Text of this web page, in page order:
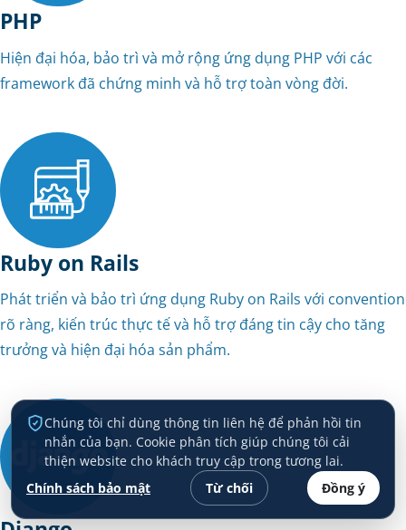
PHP
Hiện đại hóa, bảo trì và mở rộng ứng dụng PHP với các
framework đã chứng minh và hỗ trợ toàn vòng đời.
Ruby on Rails
Phát triển và bảo trì ứng dụng Ruby on Rails với convention
rõ ràng, kiến trúc thực tế và hỗ trợ đáng tin cậy cho tăng
trưởng và hiện đại hóa sản phẩm.
Chúng tôi chỉ dùng thông tin liên hệ để phản hồi tin
nhắn của bạn. Cookie phân tích giúp chúng tôi cải
thiện website cho khách truy cập trong tương lai.
Chính sách bảo mật
Từ chối Đồng ý